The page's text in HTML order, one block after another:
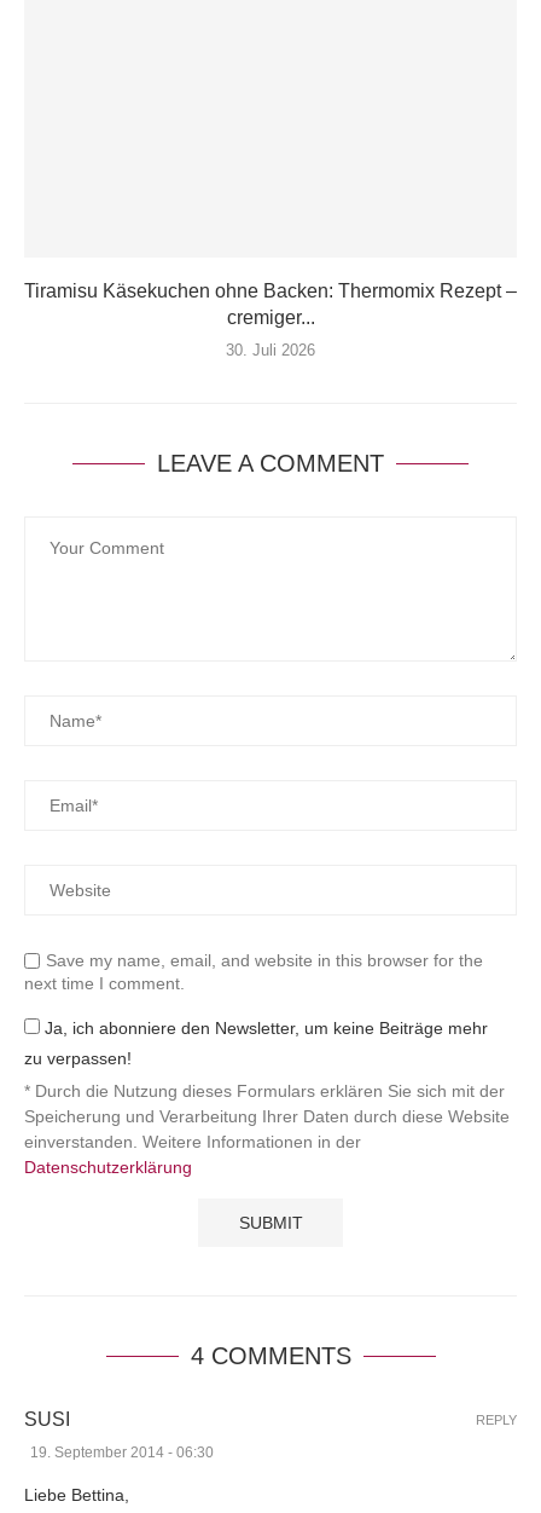
Tiramisu Käsekuchen ohne Backen: Thermomix Rezept –
cremiger...
30. Juli 2026
LEAVE A COMMENT
Save my name, email, and website in this browser for the
next time I comment.
Ja, ich abonniere den Newsletter, um keine Beiträge mehr
zu verpassen!
* Durch die Nutzung dieses Formulars erklären Sie sich mit der
Speicherung und Verarbeitung Ihrer Daten durch diese Website
einverstanden. Weitere Informationen in der
Datenschutzerklärung
4 COMMENTS
SUSI
19. September 2014 - 06:30
Liebe Bettina,
REPLY